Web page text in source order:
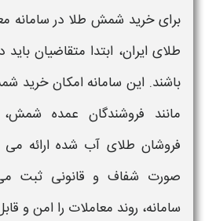
برایخرید شمش طلا درسامانه
طلای ایران، ابتدا متقاضیان
باشند. این سامانهامکانخرید
مانند فروشندگان عمده شمش،
فروشان طلای آب شده ارائه
صورت شفاف و قانونی ثبت
سامانه، روند معاملات را امن و